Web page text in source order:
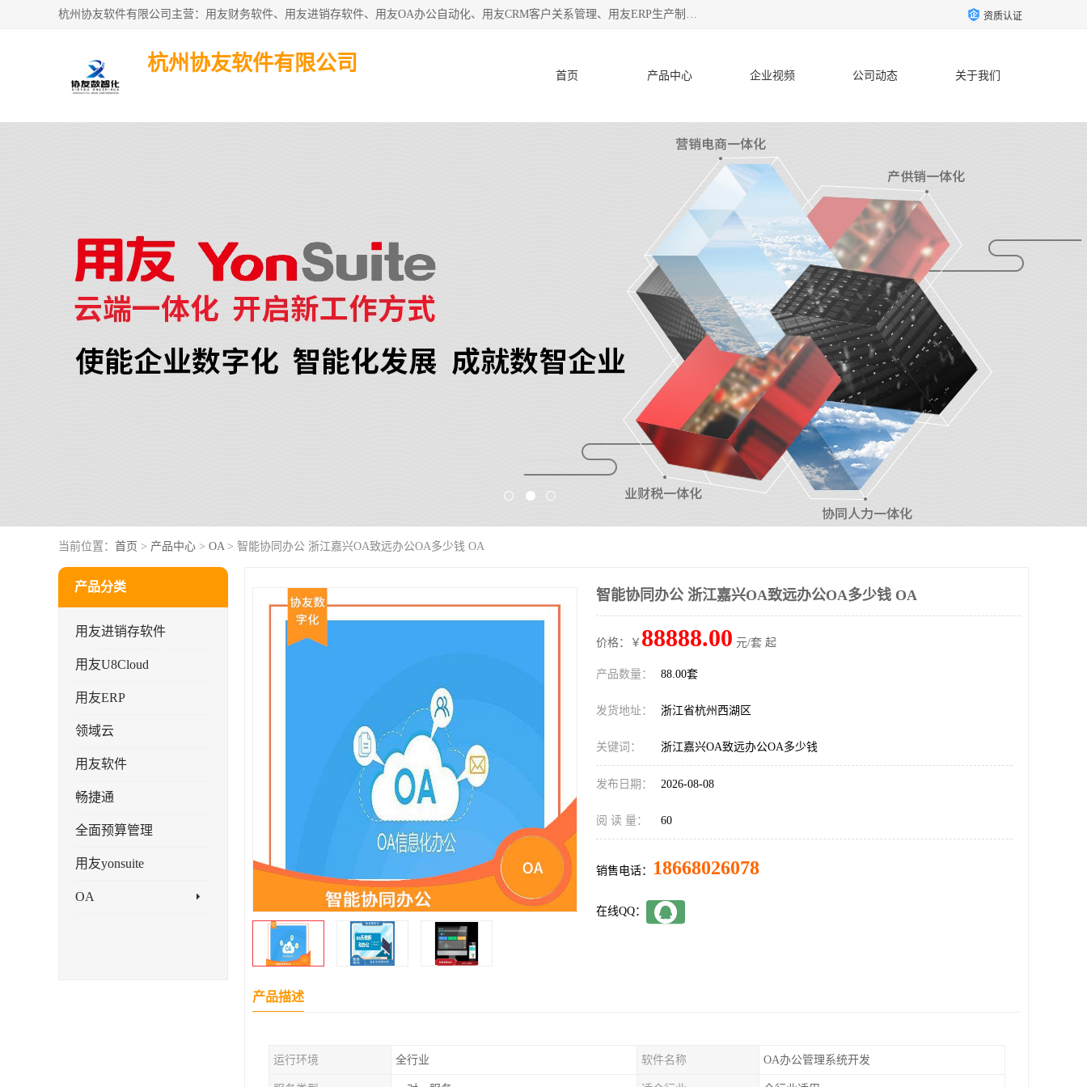
杭州协友软件有限公司主营：用友财务软件、用友进销存软件、用友OA办公自动化、用友CRM客户关系管理、用友ERP生产制造管理等;是一家用友管理软件咨询服务商。自创立至今，一直致力于为客户提供顾问式ERP管理解决方案务，为企业提供了财务管理、供应链和物流管理、生产制造管理、管理、知识与协同管理、客户关系管理等信息化建设领域的应用。 资质认证
杭州协友软件有限公司
首页 产品中心 企业视频 公司动态 关于我们
当前位置： 首页 > 产品中心 > OA> 智能协同办公 浙江嘉兴OA致远办公OA多少钱 OA
产品分类
用友进销存软件
用友U8Cloud
用友ERP
领域云
用友软件
畅捷通
全面预算管理
用友yonsuite
OA
智能协同办公 浙江嘉兴OA致远办公OA多少钱 OA
价格：￥ 88888.00 元/套 起
产品数量： 88.00套
发货地址： 浙江省杭州西湖区
关键词： 浙江嘉兴OA致远办公OA多少钱
发布日期： 2026-08-08
阅 读 量： 60
销售电话： 18668026078
在线QQ：
产品描述
运行环境 全行业 软件名称 OA办公管理系统开发